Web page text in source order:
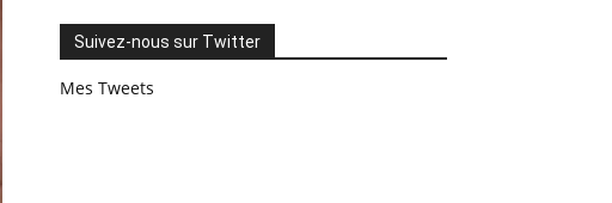
Suivez-nous sur Twitter
Mes Tweets